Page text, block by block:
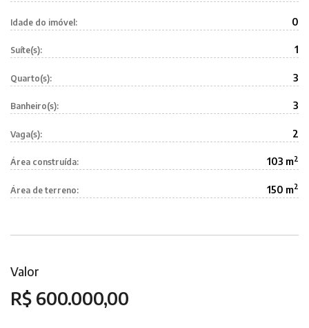
Idade do imóvel: 0
Suíte(s): 1
Quarto(s): 3
Banheiro(s): 3
Vaga(s): 2
Área construída: 103 m2
Área de terreno: 150 m2
Valor
R$ 600.000,00